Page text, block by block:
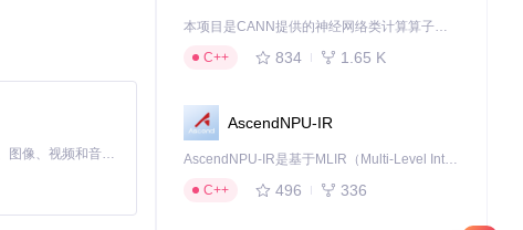
MiniMax H3 是一个通用的全模态生成系统。它支持对由文本、图像、视频和音频组成的多模态上下文进行统一理解，并能生成分辨率高达 2K、时长可达 15 秒的带原生立体声音频的视频。得益于面向任务泛化的系统设计，H3 在预训练阶段就已具备广泛的多模态上下文理解与生成能力，能够出色地执行复杂的多模态指令。
本项目是CANN提供的神经网络类计算算子库，实现网络在NPU上加速计算。
C++
834 1.65 K
AscendNPU-IR
AscendNPU-IR是基于MLIR（Multi-Level Intermediate Representation）构建的，面向昇腾亲和算子编译时使用的中间表示，提供昇腾完备表达能力，通过编译优化提升昇腾AI处理器计算效率，支持通过生态框架使能昇腾AI处理器与深度调优
C++
496 336